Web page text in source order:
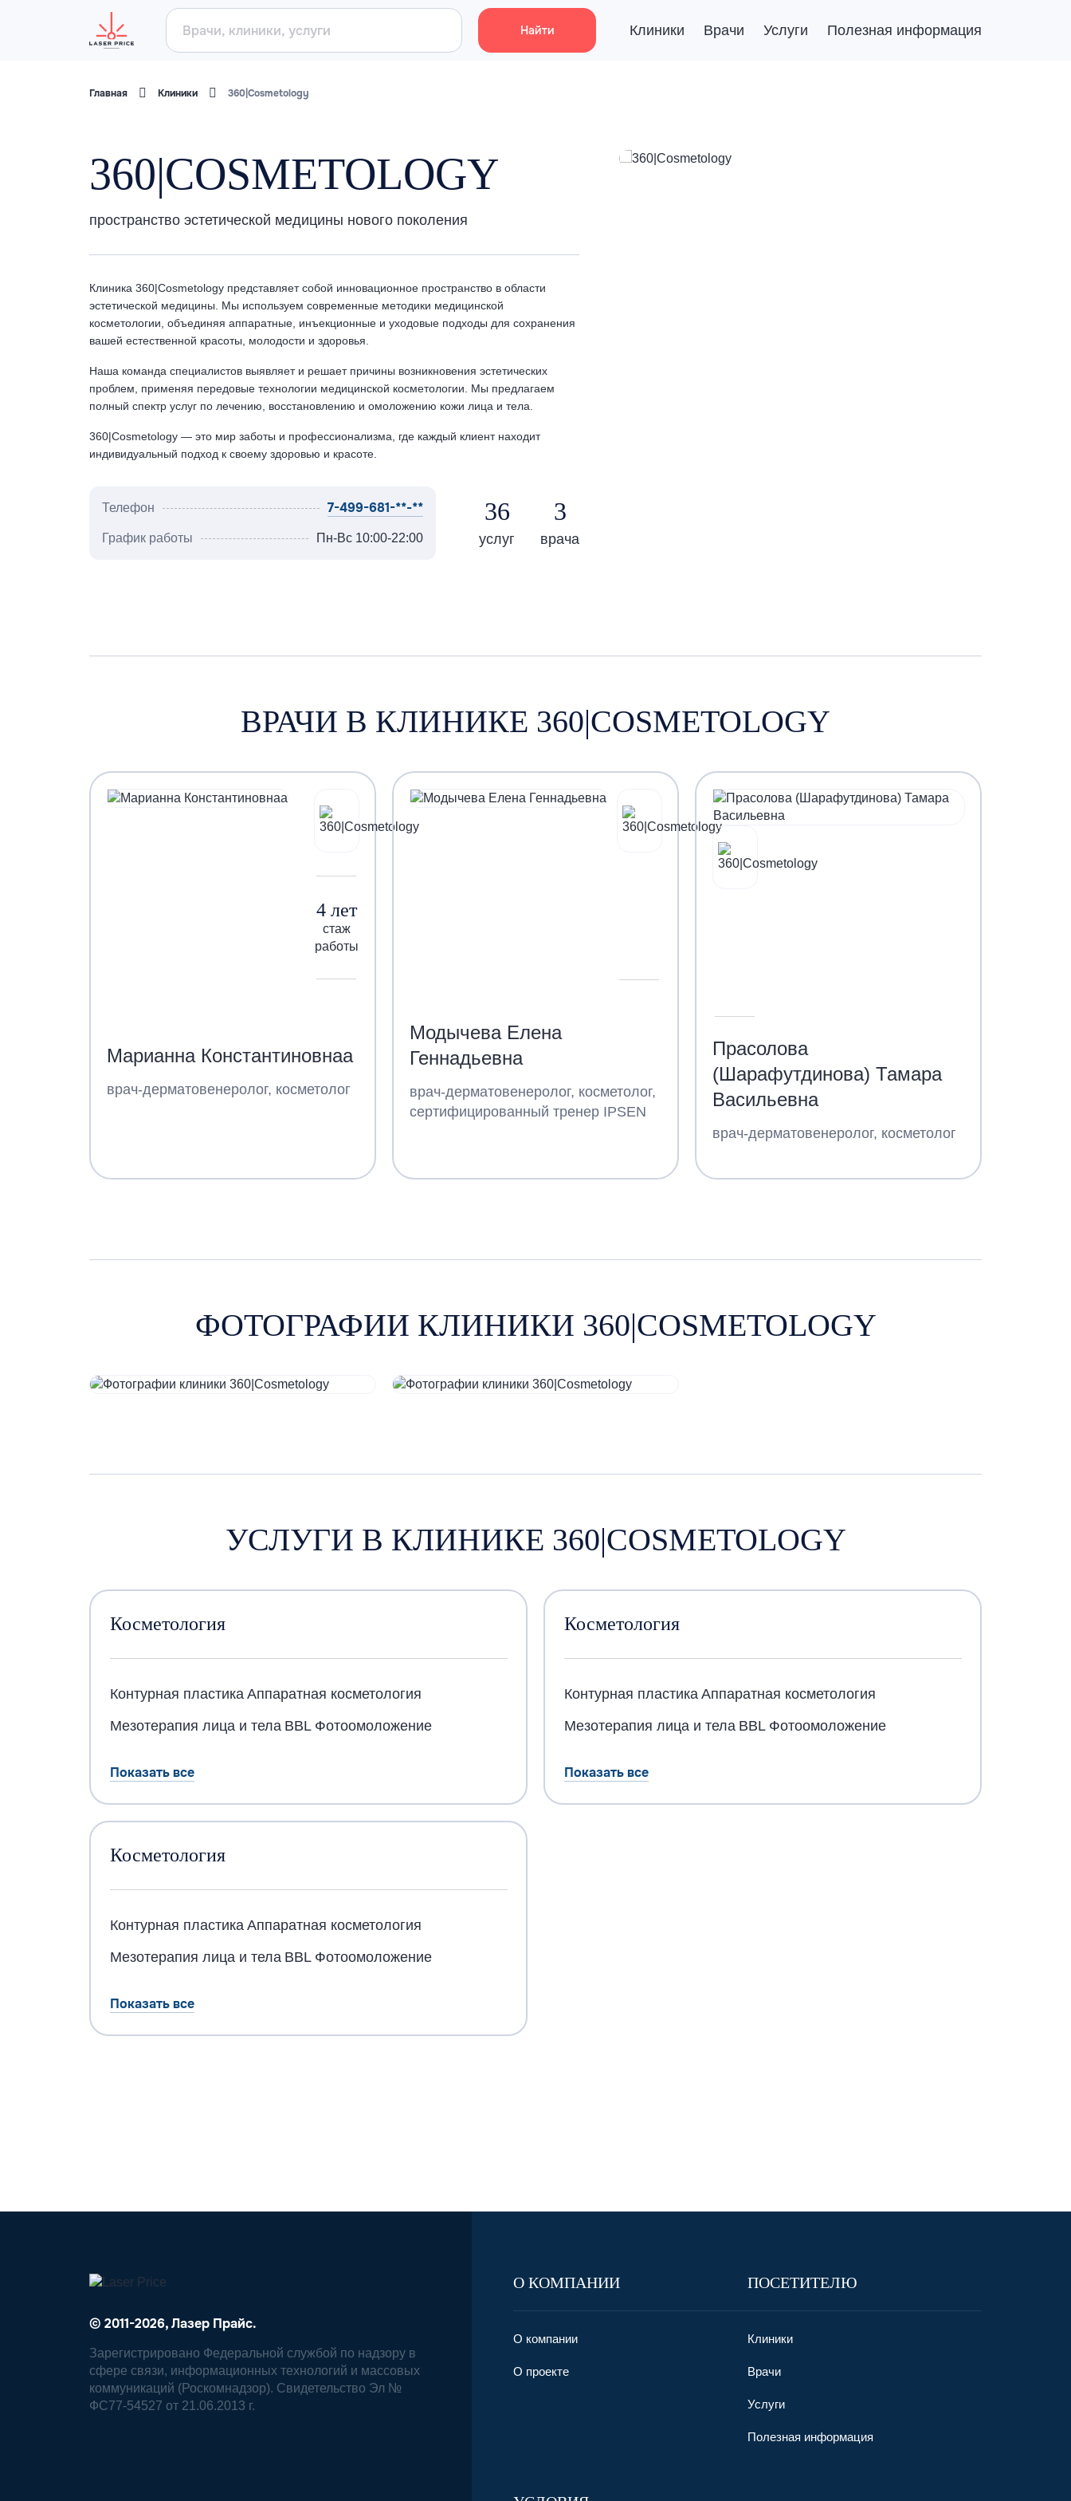
Найти Клиники Врачи Услуги Полезная информация
Главная Клиники 360|Cosmetology
360|COSMETOLOGY
пространство эстетической медицины нового поколения
Клиника 360|Cosmetology представляет собой инновационное пространство в области
эстетической медицины. Мы используем современные методики медицинской
косметологии, объединяя аппаратные, инъекционные и уходовые подходы для сохранения
вашей естественной красоты, молодости и здоровья.
Наша команда специалистов выявляет и решает причины возникновения эстетических
проблем, применяя передовые технологии медицинской косметологии. Мы предлагаем
полный спектр услуг по лечению, восстановлению и омоложению кожи лица и тела.
360|Cosmetology — это мир заботы и профессионализма, где каждый клиент находит
индивидуальный подход к своему здоровью и красоте.
Телефон 7-499-681-**-**
График работы Пн-Вс 10:00-22:00
36
услуг
3
врача
ВРАЧИ В КЛИНИКЕ 360|COSMETOLOGY
4 лет
стаж
работы
Марианна Константиновнаа
врач-дерматовенеролог, косметолог
Модычева Елена
Геннадьевна
врач-дерматовенеролог, косметолог,
сертифицированный тренер IPSEN
Прасолова
(Шарафутдинова) Тамара
Васильевна
врач-дерматовенеролог, косметолог
ФОТОГРАФИИ КЛИНИКИ 360|COSMETOLOGY
УСЛУГИ В КЛИНИКЕ 360|COSMETOLOGY
Косметология
Контурная пластика Аппаратная косметология
Мезотерапия лица и тела BBL Фотоомоложение
Показать все
Косметология
Контурная пластика Аппаратная косметология
Мезотерапия лица и тела BBL Фотоомоложение
Показать все
Косметология
Контурная пластика Аппаратная косметология
Мезотерапия лица и тела BBL Фотоомоложение
Показать все
© 2011-2026, Лазер Прайс.
Зарегистрировано Федеральной службой по надзору в
сфере связи, информационных технологий и массовых
коммуникаций (Роскомнадзор). Свидетельство Эл №
ФС77-54527 от 21.06.2013 г.
О КОМПАНИИ
О компании
О проекте
ПОСЕТИТЕЛЮ
Клиники
Врачи
Услуги
Полезная информация